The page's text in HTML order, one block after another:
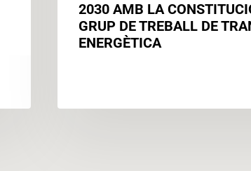
2030 AMB LA
GRUP DE TREBALL DE
ENERGÈTICA